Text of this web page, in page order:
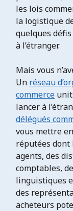
les lois
la logistique
quelques
à l’étranger.
Mais vous
Un réseau
commerce
lancer à
délégués
vous mettre
réputées dont
agents, des
comptables,
linguistiques
des
acheteurs